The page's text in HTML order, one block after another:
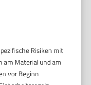
Risiken mit
am Material und am
vor Beginn